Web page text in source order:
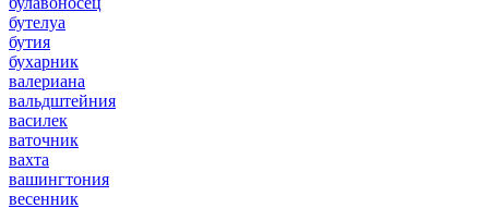
бутелуа
бутия
бухарник
валериана
вальдштейния
василек
ваточник
вахта
вашингтония
весенник